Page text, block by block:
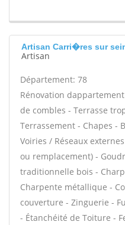
Artisan Carri�res sur
Artisan
Département: 78
Rénovation
de combles - Terrasse
Terrassement - Chapes -
Voiries / Réseaux
ou remplacement) -
traditionnelle bois -
Charpente métallique -
couverture - Zinguerie -
- Étanchéité de Toiture -